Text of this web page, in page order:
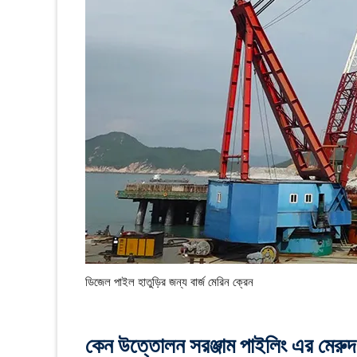
ডিজেল পাইল হাতুড়ির জন্য বার্জ মেরিন ক্রেন
কেন উত্তোলন সরঞ্জাম পাইলিং এর